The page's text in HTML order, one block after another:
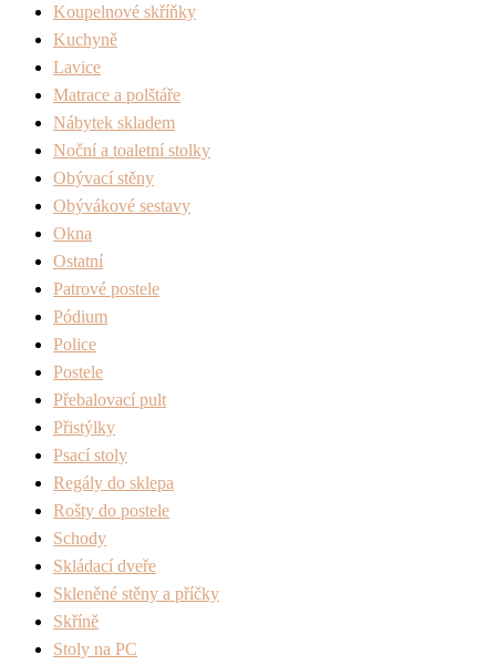
Koupelnové skříňky
Kuchyně
Lavice
Matrace a polštáře
Nábytek skladem
Noční a toaletní stolky
Obývací stěny
Obývákové sestavy
Okna
Ostatní
Patrové postele
Pódium
Police
Postele
Přebalovací pult
Přistýlky
Psací stoly
Regály do sklepa
Rošty do postele
Schody
Skládací dveře
Skleněné stěny a příčky
Skříně
Stoly na PC